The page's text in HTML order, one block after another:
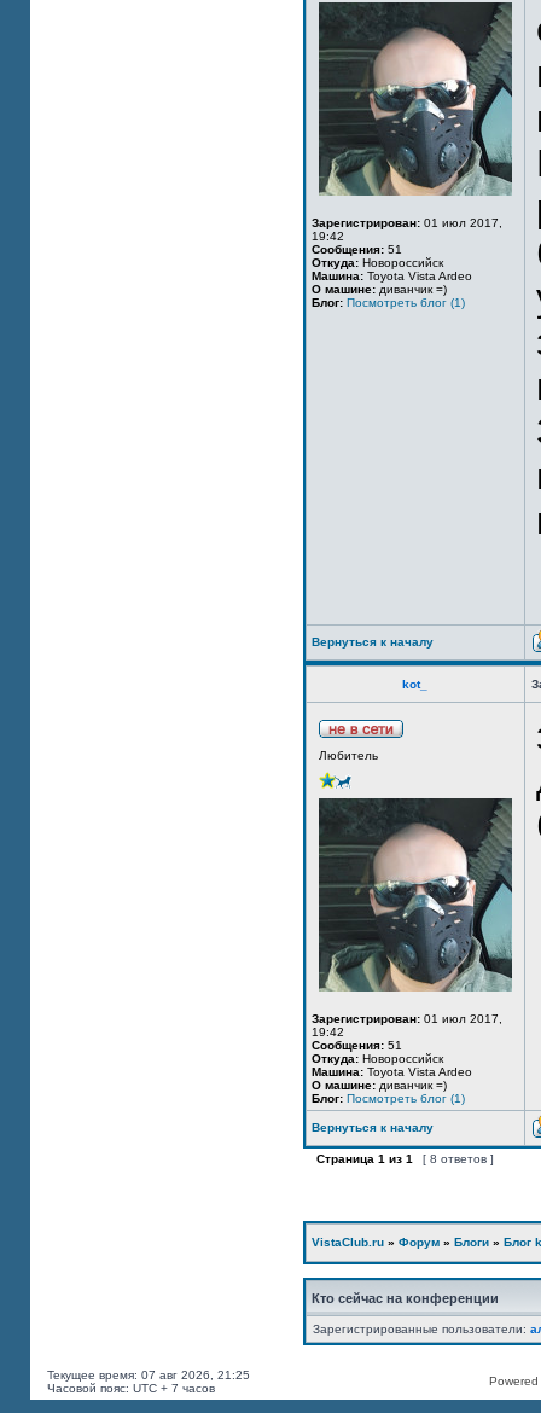
Зарегистрирован: 01 июл 2017,
19:42
Сообщения: 51
Откуда: Новороссийск
Машина: Toyota Vista Ardeo
О машине: диванчик =)
Блог: Посмотреть блог (1)
Вернуться к началу
kot_
Любитель
Зарегистрирован: 01 июл 2017,
19:42
Сообщения: 51
Откуда: Новороссийск
Машина: Toyota Vista Ardeo
О машине: диванчик =)
Блог: Посмотреть блог (1)
Вернуться к началу
Страница 1 из 1 [ 8 ответов ]
VistaClub.ru » Форум » Блоги » Блог
Кто сейчас на конференции
Зарегистрированные пользователи:
Текущее время: 07 авг 2026, 21:25
Часовой пояс: UTC + 7 часов